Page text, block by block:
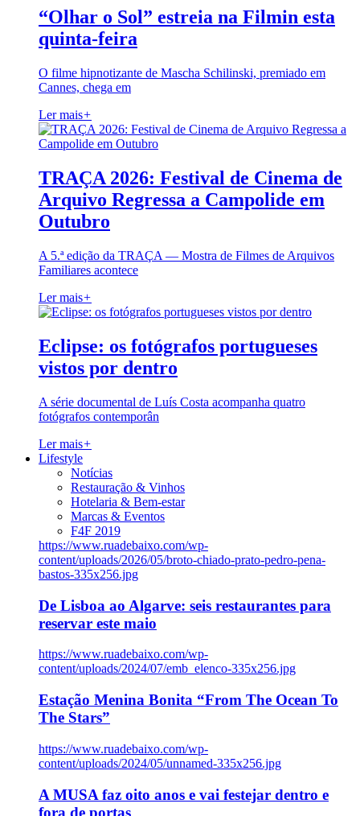
“Olhar o Sol” estreia na Filmin esta
quinta-feira
O filme hipnotizante de Mascha Schilinski, premiado em
Cannes, chega em
Ler mais+
TRAÇA 2026: Festival de Cinema de
Arquivo Regressa a Campolide em
Outubro
A 5.ª edição da TRAÇA — Mostra de Filmes de Arquivos
Familiares acontece
Ler mais+
Eclipse: os fotógrafos portugueses
vistos por dentro
A série documental de Luís Costa acompanha quatro
fotógrafos contemporân
Ler mais+
Lifestyle
Notícias
Restauração & Vinhos
Hotelaria & Bem-estar
Marcas & Eventos
F4F 2019
https://www.ruadebaixo.com/wp-
content/uploads/2026/05/broto-chiado-prato-pedro-pena-
bastos-335x256.jpg
De Lisboa ao Algarve: seis restaurantes para
reservar este maio
https://www.ruadebaixo.com/wp-
content/uploads/2024/07/emb_elenco-335x256.jpg
Estação Menina Bonita “From The Ocean To
The Stars”
https://www.ruadebaixo.com/wp-
content/uploads/2024/05/unnamed-335x256.jpg
A MUSA faz oito anos e vai festejar dentro e
fora de portas